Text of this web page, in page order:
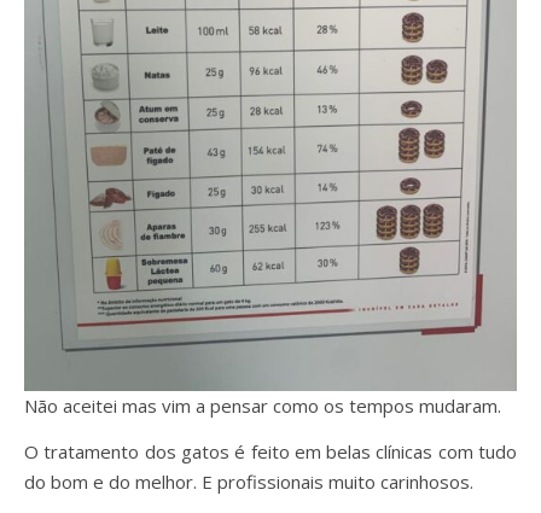
Não aceitei mas vim a pensar como os tempos mudaram.
O tratamento dos gatos é feito em belas clínicas com tudo
do bom e do melhor. E profissionais muito carinhosos.